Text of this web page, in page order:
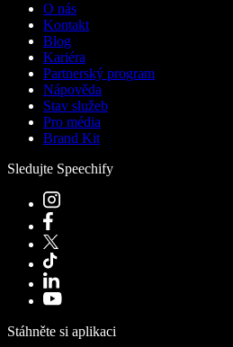
O nás
Kontakt
Blog
Kariéra
Partnerský program
Nápověda
Stav služeb
Pro média
Brand Kit
Sledujte Speechify
Stáhněte si aplikaci